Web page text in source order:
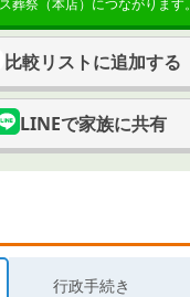
葬祭（本店） につながります。
比較リストに追加する
LINEで家族に共有
行政手続き